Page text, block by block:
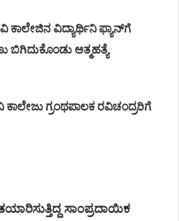
ಕಾಲೇಜಿನ ವಿದ್ಯಾರ್ಥಿನಿ ಫ್ಯಾನ್‌ಗೆ
ಬಿಗಿದುಕೊಂಡು ಆತ್ಮಹತ್ಯೆ
ಗ್ರಂಥಪಾಲಕ ರವಿಚಂದ್ರರಿಗೆ
ಸಾಂಪ್ರದಾಯಿಕ